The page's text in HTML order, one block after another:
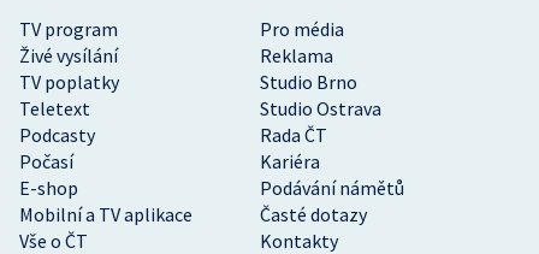
TV program
Pro média
Živé vysílání
Reklama
TV poplatky
Studio Brno
Teletext
Studio Ostrava
Podcasty
Rada ČT
Počasí
Kariéra
E-shop
Podávání námětů
Mobilní a TV aplikace
Časté dotazy
Vše o ČT
Kontakty